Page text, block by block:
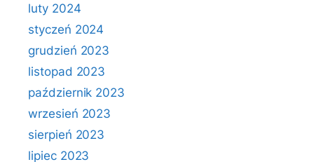
luty 2024
styczeń 2024
grudzień 2023
listopad 2023
październik 2023
wrzesień 2023
sierpień 2023
lipiec 2023